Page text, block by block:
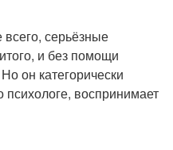
серьёзные
и без помощи
он категорически
воспринимает